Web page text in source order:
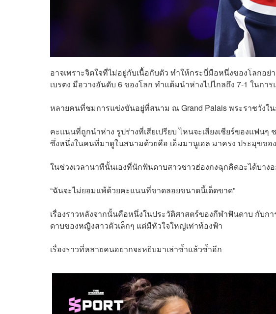
อาจเพราะจิตใจที่ไม่อยู่กับเนื้อกับตัว ทำให้กระบี่มือหนึ่งของโลกอย่
เบรตง มือวางอันดับ 6 ของโลก ทำแต้มนำห่างไปไกลถึง 7-1 ในกา
หลายคนที่ชมการแข่งขันอยู่ที่สนาม ณ Grand Palais พระราชวังใ
คะแนนที่ถูกนำห่าง รูปร่างที่เสียเปรียบ ไหนจะเสียงเชียร์ของแฟนๆ
ซึ่งหนึ่งในคนที่มาดูในสนามด้วยคือ เอ็มมานูเอล มาครง ประมุขขอ
ในช่วงเวลานาทีนั้นเองที่นักฟันดาบสาวชาวฮ่องกงฉุกคิดอะได้บางอ
“ฉันจะไม่ยอมแพ้ด้วยคะแนนที่ขาดลอยขนาดนี้เด็ดขาด”
เรื่องราวหลังจากนั้นคือหนึ่งในประวัติศาสตร์ของกีฬาฟันดาบ กับก
ดาบของหญิงสาวตัวเล็กๆ แต่มีหัวใจใหญ่เท่าท้องฟ้า
เรื่องราวที่หลายคนอยากจะหยิบมาเล่าซ้ำแล้วซ้ำอีก